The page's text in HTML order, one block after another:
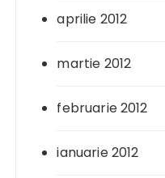
aprilie 2012
martie 2012
februarie 2012
ianuarie 2012